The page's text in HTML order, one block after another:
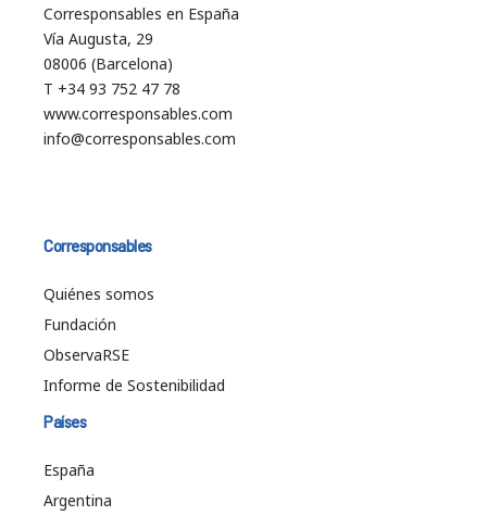
Corresponsables en España
Vía Augusta, 29
08006 (Barcelona)
T +34 93 752 47 78
www.corresponsables.com
info@corresponsables.com
Corresponsables
Quiénes somos
Fundación
ObservaRSE
Informe de Sostenibilidad
Países
España
Argentina